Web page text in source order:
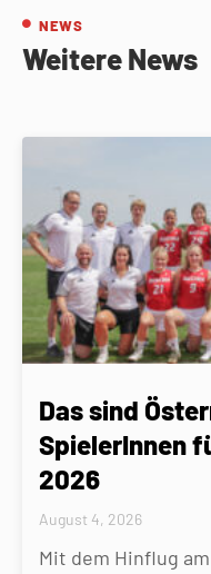
NEWS
Weitere News
Das sind
SpielerInnen
2026
August 4, 2026
Mit dem Hinflug